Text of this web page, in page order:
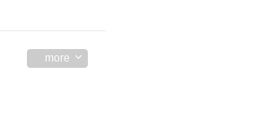
more